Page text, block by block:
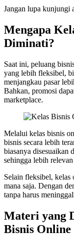
Jangan lupa kunjungi
Mengapa
Diminati?
Saat ini, peluang
yang lebih fleksibel,
menjangkau pasar
Bahkan, promosi
marketplace.
Melalui kelas bisnis
bisnis secara lebih
biasanya disesuaikan
sehingga lebih
Selain fleksibel, kelas
mana saja. Dengan
tanpa harus
Materi yang
Bisnis Online